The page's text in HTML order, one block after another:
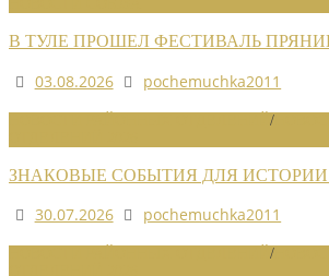
В ТУЛЕ ПРОШЕЛ ФЕСТИВАЛЬ
03.08.2026
pochemuchka2011
/
ЗНАКОВЫЕ СОБЫТИЯ ДЛЯ
30.07.2026
pochemuchka2011
/